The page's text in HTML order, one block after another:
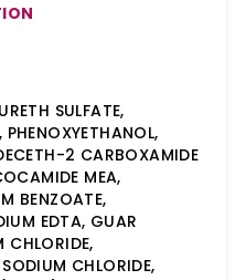
SULFATE,
2 CARBOXAMIDE
MEA,
BENZOATE,
EDTA, GUAR
CHLORIDE,
CHLORIDE,